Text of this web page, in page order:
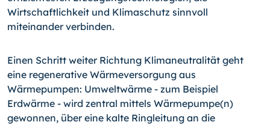
Wirtschaftlichkeit und Klimaschutz sinnvoll
miteinander verbinden.
Einen Schritt weiter Richtung Klimaneutralität geht
eine regenerative Wärmeversorgung aus
Wärmepumpen: Umweltwärme - zum Beispiel
Erdwärme - wird zentral mittels Wärmepumpe(n)
gewonnen, über eine kalte Ringleitung an die